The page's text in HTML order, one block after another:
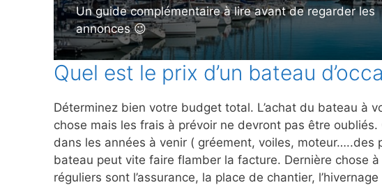
Un guide complémentaire à lire avant de regarder les
annonces 😉
Quel est le prix d’un bateau
Déterminez bien votre budget total. L’achat du bateau à
chose mais les frais à prévoir ne devront pas être
dans les années à venir ( gréement, voiles, moteur…..des
bateau peut vite faire flamber la facture. Dernière chose
réguliers sont l’assurance, la place de chantier,